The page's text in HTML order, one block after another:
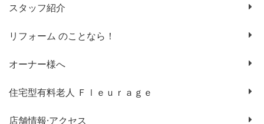
スタッフ紹介
リフォーム のことなら！
オーナー様へ
住宅型有料老人 Ｆｌｅｕｒａｇｅ
店舗情報·アクセス